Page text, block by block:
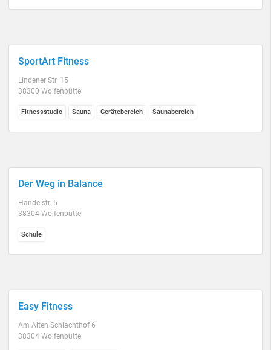
SportArt Fitness
Lindener Str. 15
38300 Wolfenbüttel
Fitnessstudio Sauna Gerätebereich Saunabereich
Der Weg in Balance
Händelstr. 5
38304 Wolfenbüttel
Schule
Easy Fitness
Am Alten Schlachthof 6
38304 Wolfenbüttel